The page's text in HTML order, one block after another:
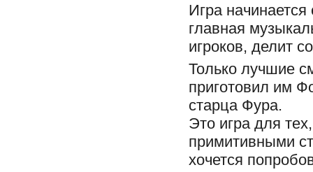
Игра
главная
игроков, делит
Только лучшие
приготовил им
старца Фура.
Это игра для
примитивными
хочется